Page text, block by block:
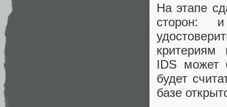
На этапе
сторон:
критериям
IDS может
будет
базе